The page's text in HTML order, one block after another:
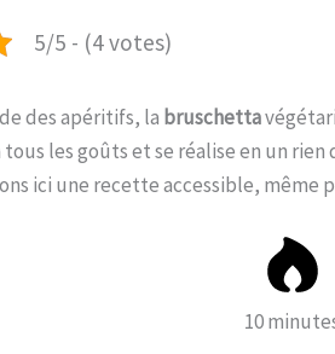
5/5 - (4 votes)
des apéritifs, la bruschetta
tous les goûts et se réalise en un
ici une recette accessible, même
10